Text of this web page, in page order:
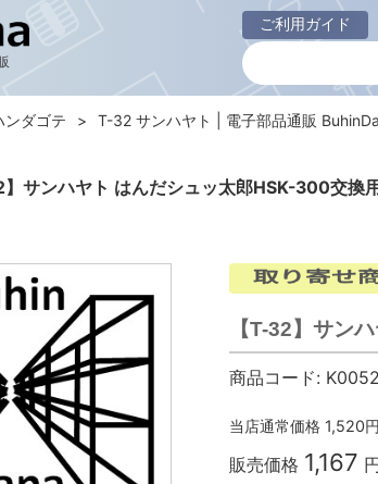
ご利用ガイド
】サンハヤト はんだシュッ太郎HSK-300交換
ンダゴテ T-32 サンハヤト | 電子部品通販
【T-32】サン
商品コード:
当店通常価格 1,520
販売価格 1,167